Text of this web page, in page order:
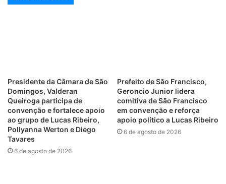
Presidente da Câmara de São
Domingos, Valderan
Queiroga participa de
convenção e fortalece apoio
ao grupo de Lucas Ribeiro,
Pollyanna Werton e Diego
Tavares
6 de agosto de 2026
Prefeito de São Francisco,
Geroncio Junior lidera
comitiva de São Francisco
em convenção e reforça
apoio político a Lucas Ribeiro
6 de agosto de 2026